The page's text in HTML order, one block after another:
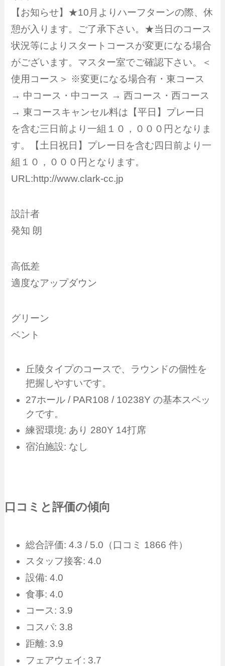
【お知らせ】★10月よりハーフターンの際、休
憩が入ります。ご了承下さい。★当日のコース
状況等によりスタートコースが変更になる場合
がございます。マスター室でご確認下さい。＜
使用コース＞ ※変更になる場合有・東コース
→ 中コース・中コース → 西コース・西コース
→ 東コースキャンセル料は【平日】プレー日
を含む三日前より一組１０，０００円となりま
す。【土日祝日】プレー日を含む四日前より一
組１０，０００円となります。
URL:http://www.clark-cc.jp
設計者
発知 朗
高低差
適度なアップダウン
グリーン
ベント
丘陵タイプのコースで、ラウンドの個性を
把握しやすいです。
27ホール / PAR108 / 10238Y の基本スペッ
クです。
練習環境: あり 280Y 14打席
宿泊施設: なし
口コミと評価の傾向
総合評価: 4.3 / 5.0（口コミ 1866 件）
スタッフ接客: 4.0
設備: 4.0
食事: 4.0
コース: 3.9
コスパ: 3.8
距離: 3.9
フェアウェイ: 3.7